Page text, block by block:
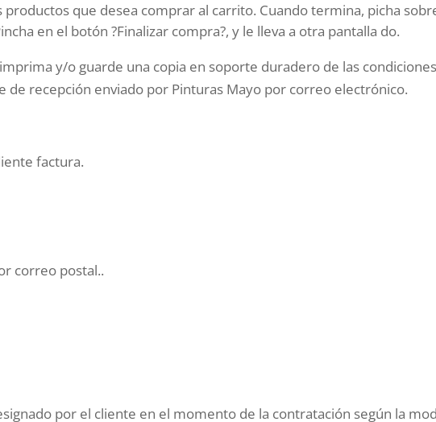
productos que desea comprar al carrito. Cuando termina, picha
en el botón ?Finalizar compra?, y le lleva a otra pantalla do.
y/o guarde una copia en soporte duradero de las
recepción enviado por Pinturas Mayo por correo electrónico.
factura.
correo postal..
por el cliente en el momento de la contratación según la